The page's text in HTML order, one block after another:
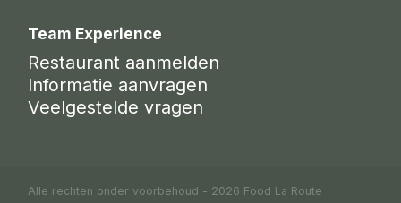
Team Experience
Restaurant aanmelden
Informatie aanvragen
Veelgestelde vragen
Alle rechten onder voorbehoud - 2026 Food La Route